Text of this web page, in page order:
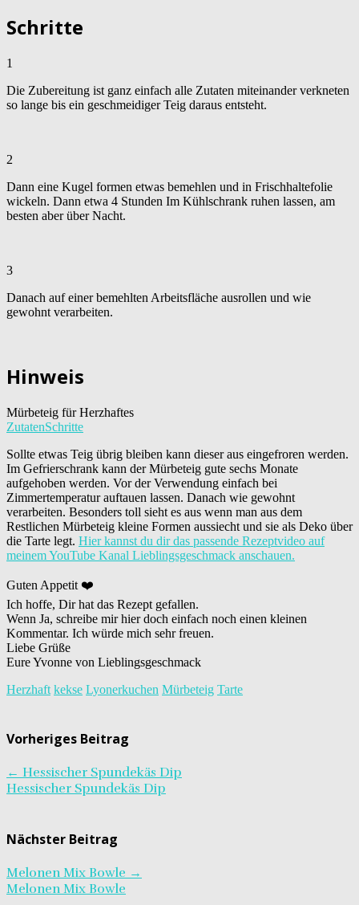
Schritte
1
Die Zubereitung ist ganz einfach alle Zutaten miteinander verkneten
so lange bis ein geschmeidiger Teig daraus entsteht.
2
Dann eine Kugel formen etwas bemehlen und in Frischhaltefolie
wickeln. Dann etwa 4 Stunden Im Kühlschrank ruhen lassen, am
besten aber über Nacht.
3
Danach auf einer bemehlten Arbeitsfläche ausrollen und wie
gewohnt verarbeiten.
Hinweis
Mürbeteig für Herzhaftes
ZutatenSchritte
Sollte etwas Teig übrig bleiben kann dieser aus eingefroren werden.
Im Gefrierschrank kann der Mürbeteig gute sechs Monate
aufgehoben werden. Vor der Verwendung einfach bei
Zimmertemperatur auftauen lassen. Danach wie gewohnt
verarbeiten. Besonders toll sieht es aus wenn man aus dem
Restlichen Mürbeteig kleine Formen aussiecht und sie als Deko über
die Tarte legt. Hier kannst du dir das passende Rezeptvideo auf
meinem YouTube Kanal Lieblingsgeschmack anschauen.
Guten Appetit ❤️
Ich hoffe, Dir hat das Rezept gefallen.
Wenn Ja, schreibe mir hier doch einfach noch einen kleinen
Kommentar. Ich würde mich sehr freuen.
Liebe Grüße
Eure Yvonne von Lieblingsgeschmack
Herzhaft kekse Lyonerkuchen Mürbeteig Tarte
Vorheriges Beitrag
← Hessischer Spundekäs Dip
Hessischer Spundekäs Dip
Nächster Beitrag
Melonen Mix Bowle →
Melonen Mix Bowle